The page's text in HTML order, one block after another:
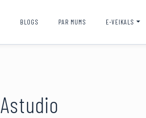
BLOGS PAR MUMS E-VEIKALS
Astudio